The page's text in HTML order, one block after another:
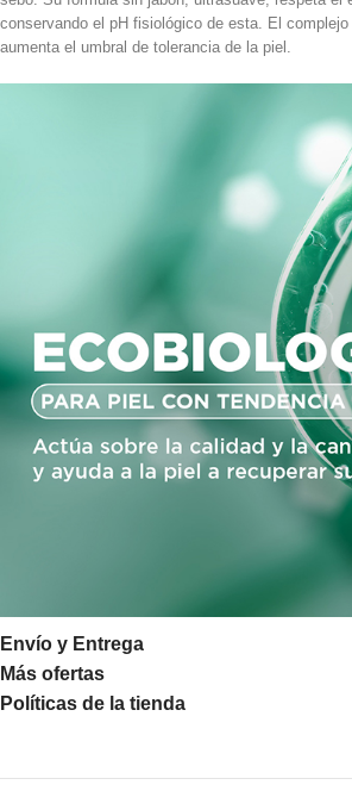
conservando el pH fisiológico de esta. El
aumenta el umbral de tolerancia de la piel.
Envío y Entrega
Más ofertas
Políticas de la tienda